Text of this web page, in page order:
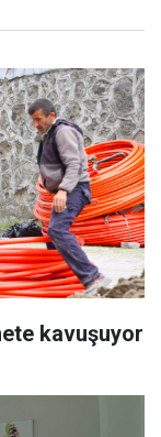
kavuşuyor